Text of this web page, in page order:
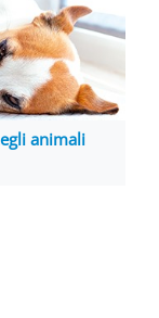
animali